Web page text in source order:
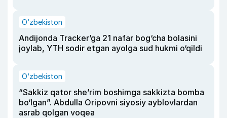
O‘zbekiston
Andijonda Tracker’ga 21 nafar bog‘cha bolasini
joylab, YTH sodir etgan ayolga sud hukmi o‘qildi
O‘zbekiston
“Sakkiz qator she’rim boshimga sakkizta bomba
bo‘lgan”. Abdulla Oripovni siyosiy ayblovlardan
asrab qolgan voqea